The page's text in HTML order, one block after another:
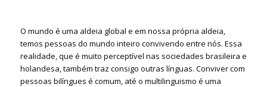
O mundo é uma aldeia global e em nossa própria aldeia,
temos pessoas do mundo inteiro convivendo entre nós. Essa
realidade, que é muito perceptível nas sociedades brasileira e
holandesa, também traz consigo outras línguas. Conviver com
pessoas bilíngues é comum, até o multilinguismo é uma